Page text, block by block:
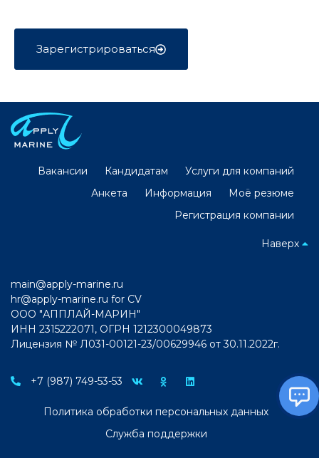
Зарегистрироваться
Вакансии Кандидатам
Услуги для компаний
Анкета
Информация
Моё резюме
Регистрация компании
Наверх
main@apply-marine.ru
hr@apply-marine.ru for CV
ООО "АППЛАЙ-МАРИН"
ИНН 2315222071, ОГРН 1212300049873
Лицензия № Л031-00121-23/00629946 от 30.11.2022г.
+7 (987) 749-53-53
Политика обработки персональных данных
Служба поддержки